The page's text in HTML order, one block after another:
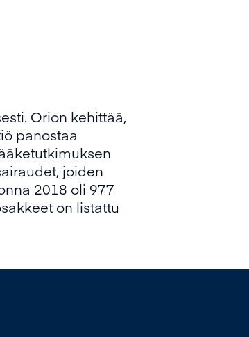
Orion kehittää,
panostaa
joiden
2018 oli 977
on listattu